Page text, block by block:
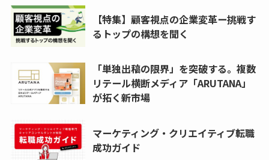
【特集】顧客視点の企業変革ー挑戦す
るトップの構想を聞く
「単独出稿の限界」を突破する。複数
リテール横断メディア「ARUTANA」
が拓く新市場
マーケティング・クリエイティブ転職
成功ガイド